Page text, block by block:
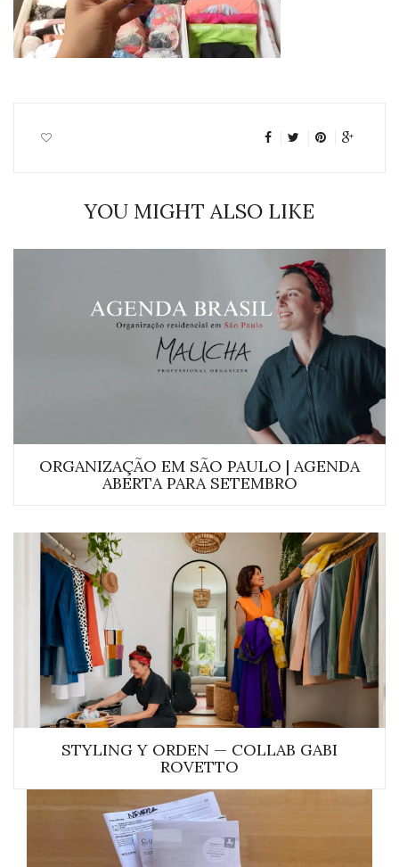
YOU MIGHT ALSO LIKE
ORGANIZAÇÃO EM SÃO PAULO | AGENDA
ABERTA PARA SETEMBRO
STYLING Y ORDEN — COLLAB GABI
ROVETTO